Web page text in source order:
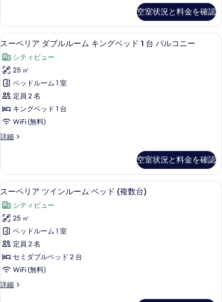
ム
キ
ン
グ
ベ
ッ
ド
1
台
の
て
の
写
真
を
表
示
す
る
ア
ダ
ブ
ル
ー
ム
キ
ン
グ
ベ
ッ
1
詳
細
空室状況と料金を確認
ス
ー
ペ
リ
ア
ダ
ブ
ル
ル
ム
キ
ン
グ
ベ
ッ
ド
1
台
バ
高級寝具、ミニバー、セーフティボ
8
スーペリア ダブルルーム キングベッド 1 台 バルコニー
シティビュー
25 ㎡
ベッドルーム 1 室
定員 2 名
キングベッド 1 台
WiFi (無料)
詳細
ス
ア
ダ
ブ
ル
ー
ム
キ
ン
グ
ベ
ッ
1
空室状況と料金を確認
ス
ー
ペ
リ
ア
ツ
イ
ン
ル
スーペリア ツインルーム ベッド (複
7
スーペリア ツインルーム ベッド (複数台)
シティビュー
25 ㎡
ベッドルーム 1 室
定員 2 名
セミダブルベッド 2 台
WiFi (無料)
詳細
ス